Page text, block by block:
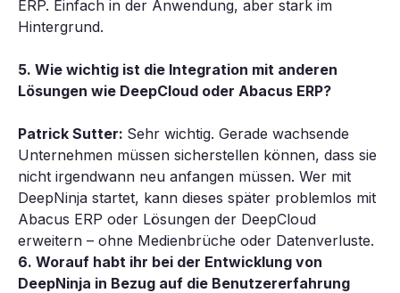
ERP. Einfach in der Anwendung, aber stark im
Hintergrund.
5. Wie wichtig ist die Integration mit anderen
Lösungen wie DeepCloud oder Abacus ERP?
Patrick Sutter: Sehr wichtig. Gerade wachsende
Unternehmen müssen sicherstellen können, dass sie
nicht irgendwann neu anfangen müssen. Wer mit
DeepNinja startet, kann dieses später problemlos mit
Abacus ERP oder Lösungen der DeepCloud
erweitern – ohne Medienbrüche oder Datenverluste.
6. Worauf habt ihr bei der Entwicklung von
DeepNinja in Bezug auf die Benutzererfahrung